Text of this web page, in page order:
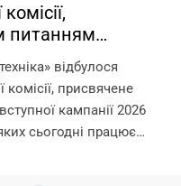
питанням
2026 року
відбулося
присвячене
кампанії 2026
сьогодні працює